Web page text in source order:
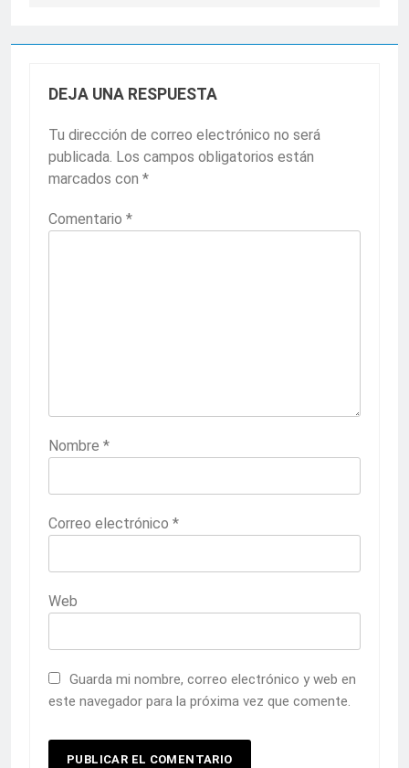
DEJA UNA RESPUESTA
Tu dirección de correo electrónico no será
publicada. Los campos obligatorios están
marcados con *
Comentario *
Nombre *
Correo electrónico *
Web
Guarda mi nombre, correo electrónico y web en
este navegador para la próxima vez que comente.